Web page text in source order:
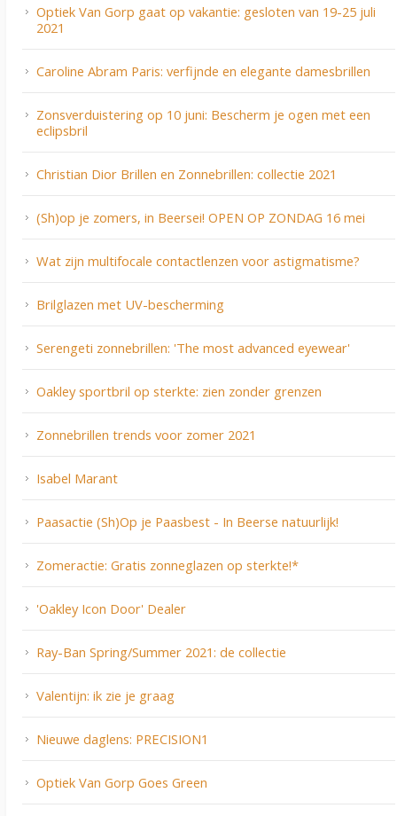
Optiek Van Gorp gaat op vakantie: gesloten van 19-25 juli
2021
Caroline Abram Paris: verfijnde en elegante damesbrillen
Zonsverduistering op 10 juni: Bescherm je ogen met een
eclipsbril
Christian Dior Brillen en Zonnebrillen: collectie 2021
(Sh)op je zomers, in Beersei! OPEN OP ZONDAG 16 mei
Wat zijn multifocale contactlenzen voor astigmatisme?
Brilglazen met UV-bescherming
Serengeti zonnebrillen: 'The most advanced eyewear'
Oakley sportbril op sterkte: zien zonder grenzen
Zonnebrillen trends voor zomer 2021
Isabel Marant
Paasactie (Sh)Op je Paasbest - In Beerse natuurlijk!
Zomeractie: Gratis zonneglazen op sterkte!*
'Oakley Icon Door' Dealer
Ray-Ban Spring/Summer 2021: de collectie
Valentijn: ik zie je graag
Nieuwe daglens: PRECISION1
Optiek Van Gorp Goes Green